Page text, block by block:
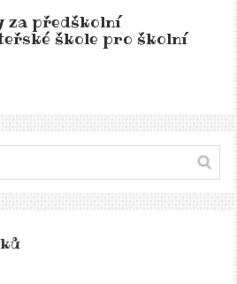
za předškolní
škole pro školní